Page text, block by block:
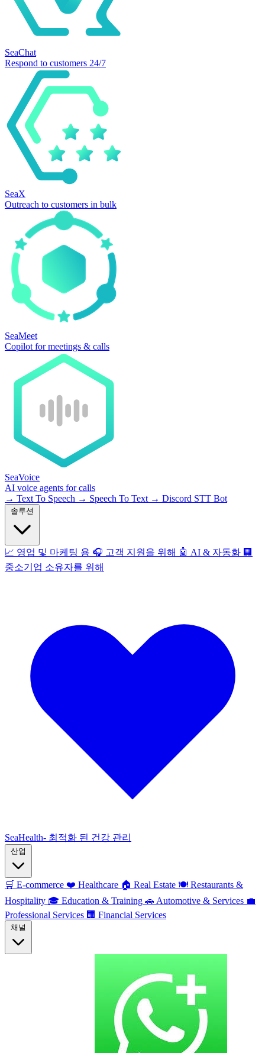
SeaChat
Respond to customers 24/7
SeaX
Outreach to customers in bulk
SeaMeet
Copilot for meetings & calls
SeaVoice
AI voice agents for calls
→ Text To Speech → Speech To Text → Discord STT Bot
📈 영업 및 마케팅 용 🎧 고객 지원을 위해 🤖 AI & 자동화 🏢
중소기업 소유자를 위해
SeaHealth- 최적화 된 건강 관리
🛒 E-commerce ❤️ Healthcare 🏠 Real Estate 🍽️ Restaurants &
Hospitality 🎓 Education & Training 🚗 Automotive & Services 💼
Professional Services 🏢 Financial Services